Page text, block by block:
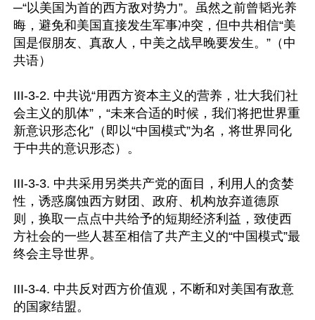
─“以美国为首的西方敌对势力”。虽然之前曾韬光养
晦，避免和美国直接发生军事冲突，但中共相信“美
国是假朋友、真敌人，中美之战早晚要发生。”（中
共语）
III-3-2. 中共说“用西方资本主义的营养，壮大我们社
会主义的肌体”，“未来合适的时候，我们将把世界重
新意识形态化”（即以“中国模式”为名，将世界同化
于中共的意识形态）。
III-3-3. 中共采用另类共产党的面目，利用人的贪婪
性，诱惑腐蚀西方财团、政府、机构放弃道德原
则，换取一点点中共给予的短期经济利益，致使西
方社会的一些人甚至相信了共产主义的“中国模式”最
终会主导世界。
III-3-4. 中共反对西方价值观，不断和对美国有敌意
的国家结盟。